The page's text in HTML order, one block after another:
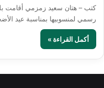
كتب – هتان سعيد زمزمي أقامت
رسمي لمنسوبيها بمناسبة عيد
أكمل القراءة »